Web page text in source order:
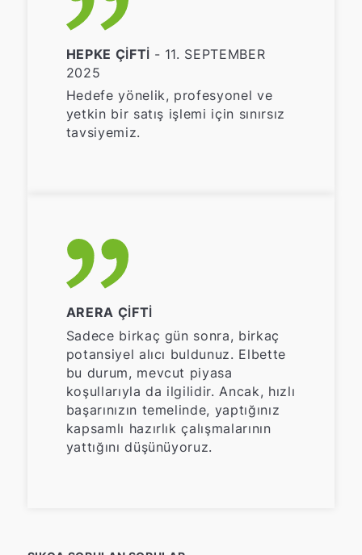
HEPKE ÇIFTI - 11. SEPTEMBER
2025
Hedefe yönelik, profesyonel ve
yetkin bir satış işlemi için sınırsız
tavsiyemiz.
ARERA ÇIFTI
Sadece birkaç gün sonra, birkaç
potansiyel alıcı buldunuz. Elbette
bu durum, mevcut piyasa
koşullarıyla da ilgilidir. Ancak, hızlı
başarınızın temelinde, yaptığınız
kapsamlı hazırlık çalışmalarının
yattığını düşünüyoruz.